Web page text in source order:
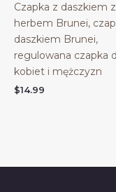
Czapka z daszkiem z
herbem Brunei,
daszkiem Brunei,
regulowana czapka
kobiet i mężczyzn
$14.99